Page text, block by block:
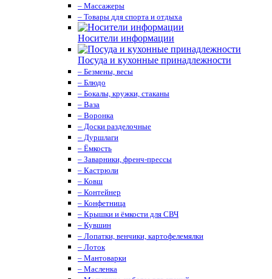
– Массажеры
– Товары ддя спорта и отдыха
Носители информации
Посуда и кухонные принадлежности
– Безмены, весы
– Блюдо
– Бокалы, кружки, стаканы
– Ваза
– Воронка
– Доски разделочные
– Дуршлаги
– Ёмкость
– Заварники, френч-прессы
– Кастрюли
– Ковш
– Контейнер
– Конфетница
– Крышки и ёмкости для СВЧ
– Кувшин
– Лопатки, венчики, картофелемялки
– Лоток
– Мантоварки
– Масленка